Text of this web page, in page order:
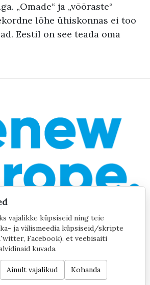
„Omade“ ja „võõraste“
lõhe ühiskonnas ei too
Eestil on see teada oma
Yana Toom Küpsiste seaded
vajalikke küpsiseid ning teie
ja välismeedia küpsiseid/skripte
Facebook), et veebisaiti
kuvada.
Ainult vajalikud Kohanda